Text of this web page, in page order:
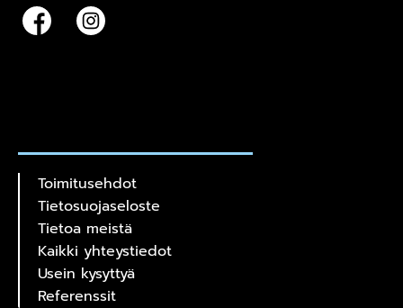
Toimitusehdot
Tietosuojaseloste
Tietoa meistä
Kaikki yhteystiedot
Usein kysyttyä
Referenssit